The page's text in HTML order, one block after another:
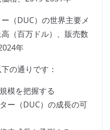
（DUC）の世界主要メ
（百万ドル）、販売数
年
の通りです：
模を把握する
ー（DUC）の成長の可